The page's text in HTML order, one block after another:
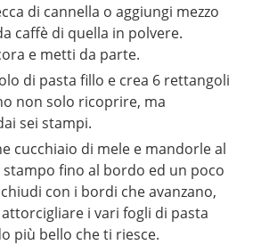
di cannella o aggiungi mezzo
caffè di quella in polvere.
e metti da parte.
di pasta fillo e crea 6 rettangoli
non solo ricoprire, ma
sei stampi.
cucchiaio di mele e mandorle al
fino al bordo ed un poco
con i bordi che avanzano,
i vari fogli di pasta
più bello che ti riesce.